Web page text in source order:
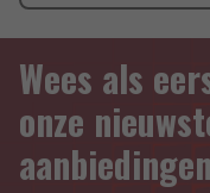
Wees als
onze
aanbiedingen